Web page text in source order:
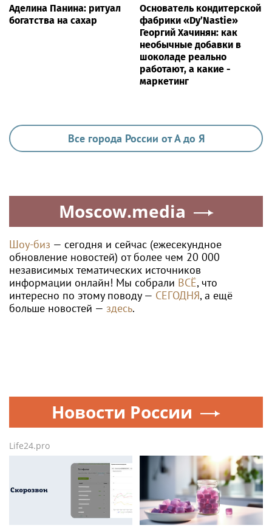
Аделина Панина: ритуал
богатства на сахар
Основатель кондитерской
фабрики «Dy’Nastie»
Георгий Хачинян: как
необычные добавки в
шоколаде реально
работают, а какие -
маркетинг
Все города России от А до Я
Moscow.media
Шоу-биз — сегодня и сейчас (ежесекундное
обновление новостей) от более чем 20 000
независимых тематических источников
информации онлайн! Мы собрали ВСЁ, что
интересно по этому поводу — СЕГОДНЯ, а ещё
больше новостей — здесь.
Новости России
Life24.pro